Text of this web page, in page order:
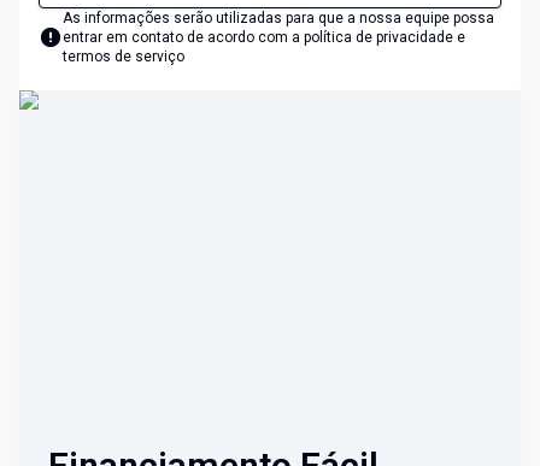
As informações serão utilizadas para que a nossa equipe possa
entrar em contato de acordo com a política de privacidade e
termos de serviço